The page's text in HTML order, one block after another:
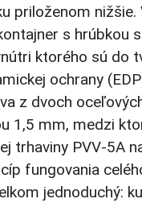
priloženom
s hrúbkou
ktorého sú do
ochrany
z dvoch
1,5 mm, medzi
trhaviny PVV-5A
fungovania
jednoduchý: